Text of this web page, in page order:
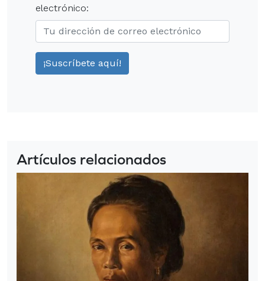
electrónico:
Artículos relacionados